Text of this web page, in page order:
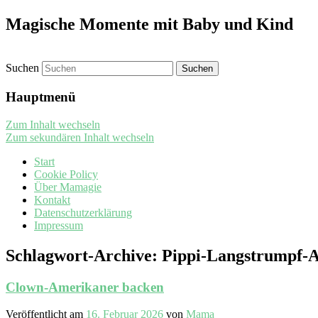
Magische Momente mit Baby und Kind
Suchen
Hauptmenü
Zum Inhalt wechseln
Zum sekundären Inhalt wechseln
Start
Cookie Policy
Über Mamagie
Kontakt
Datenschutzerklärung
Impressum
Schlagwort-Archive: Pippi-Langstrumpf-
Clown-Amerikaner backen
Veröffentlicht am 16. Februar 2026 von Mama